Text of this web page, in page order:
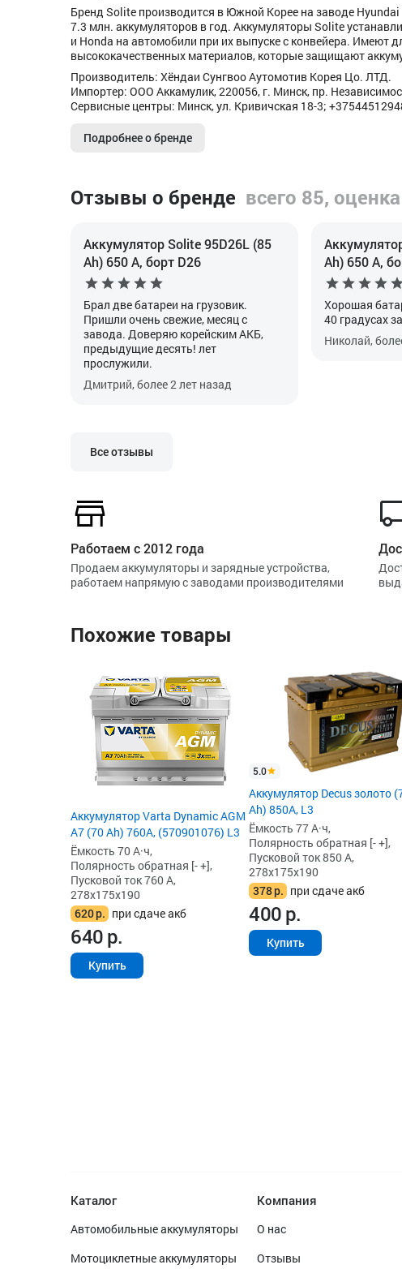
Бренд Solite производится в Южной Корее на заводе
7.3 млн. аккумуляторов в год. Аккумуляторы Solite
и Honda на автомобили при их выпуске с конвейера. Имеют
высококачественных материалов, которые защищают
Производитель: Хёндаи Сунгвоо Аутомотив Корея Цо. ЛТД.
Импортер: ООО Аккамулик, 220056, г. Минск, пр.
Сервисные центры: Минск, ул. Кривичская 18-3;
Подробнее о бренде
Отзывы о бренде всего 85,
Аккумулятор Solite 95D26L (85
Ah) 650 А, борт D26
Брал две батареи на грузовик.
Пришли очень свежие, месяц с
завода. Доверяю корейским АКБ,
предыдущие десять! лет
прослужили.
Дмитрий, более 2 лет назад
Ah) 650 А,
Хорошая
40 градусах
Николай,
Все отзывы
Работаем с 2012 года
Продаем аккумуляторы и зарядные устройства,
работаем напрямую с заводами производителями
Похожие товары
Аккумулятор Varta Dynamic AGM
A7 (70 Ah) 760A, (570901076) L3
Ёмкость 70 А·ч,
Полярность обратная [- +],
Пусковой ток 760 А,
278x175x190
620р. при сдаче акб
640р.
Купить
5.0
Аккумулятор Decus золото
Ah) 850А, L3
Ёмкость 77 А·ч,
Полярность обратная [- +],
Пусковой ток 850 А,
278x175x190
378р. при сдаче акб
400р.
Купить
Каталог
Автомобильные аккумуляторы
Мотоциклетные аккумуляторы
Компания
О нас
Отзывы